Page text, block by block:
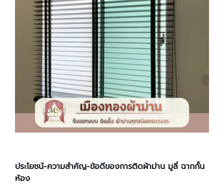
ประโยชน์-ความสำคัญ-ข้อดีของการติดผ้าม่าน มูลี่ ฉากกั้น
ห้อง